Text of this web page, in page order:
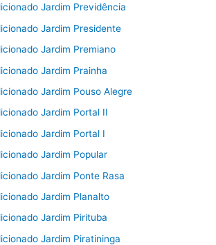
Jardim Previdência
Jardim Presidente
Jardim Premiano
Jardim Prainha
Jardim Pouso Alegre
Jardim Portal II
Jardim Portal I
Jardim Popular
Jardim Ponte Rasa
Jardim Planalto
Jardim Pirituba
Jardim Piratininga